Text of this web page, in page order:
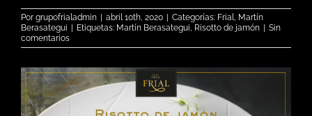
Por grupofrialadmin abril 10th, 2020 Categorías: Frial, Martín
Berasategui
Etiquetas: Martín Berasategui, Risotto de jamón
Sin
comentarios
Ver
imagen
más
grande